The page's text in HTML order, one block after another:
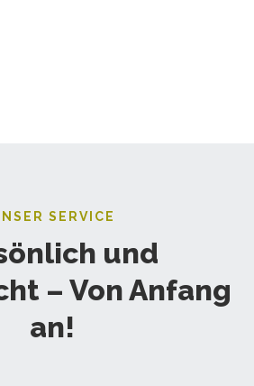
SERVICE
und
– Von Anfang
an!